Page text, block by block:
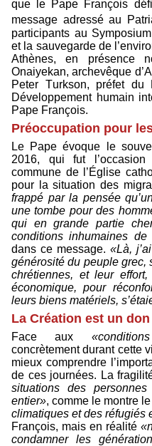
que le Pape François
message adressé au
participants au
et la sauvegarde de
Athènes, en présence
Onaiyekan, archevêque
Peter Turkson, préfet
Développement humain
Pape François.
Préoccupation pour
Le Pape évoque le
2016, qui fut l’occasion
commune de l’Église
pour la situation des
frappé par la pensée
une tombe pour des
qui en grande partie
conditions inhumaines de
dans ce message.«Là,
générosité du peuple grec,
chrétiennes, et leur
économique, pour
leurs biens matériels,
La Création est un
Face aux
concrètement durant cette
mieux comprendre
de ces journées. La
situations des
entier», comme le montre
climatiques et des réfugiés
François, mais en réalité
condamner les